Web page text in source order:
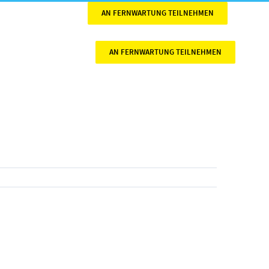
AN FERNWARTUNG TEILNEHMEN
AN FERNWARTUNG TEILNEHMEN